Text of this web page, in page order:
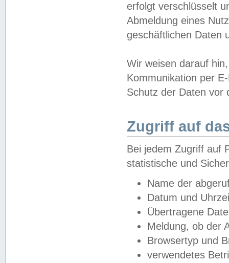
erfolgt verschlüsselt
Abmeldung eines
geschäftlichen Daten
Wir weisen darauf
Kommunikation per
Schutz der Daten vor
Zugriff auf
Bei jedem Zugriff auf
statistische und
Name der
Datum und
Übertragene
Meldung, ob der
Browsertyp und
verwendetes